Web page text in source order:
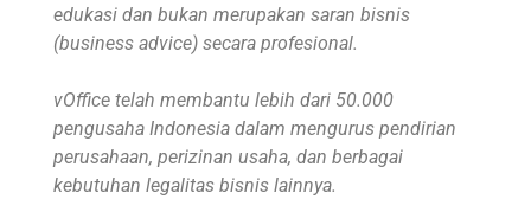
edukasi dan bukan merupakan saran bisnis
(business advice) secara profesional.
vOffice telah membantu lebih dari 50.000
pengusaha Indonesia dalam mengurus pendirian
perusahaan, perizinan usaha, dan berbagai
kebutuhan legalitas bisnis lainnya.